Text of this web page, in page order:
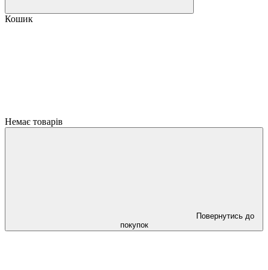
Кошик
Немає товарів
Повернутись до
покупок